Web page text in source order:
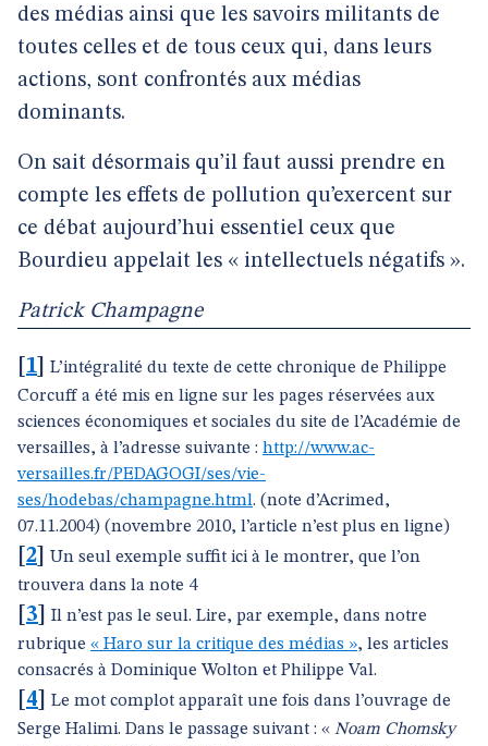
des médias ainsi que les savoirs militants de
toutes celles et de tous ceux qui, dans leurs
actions, sont confrontés aux médias
dominants.
On sait désormais qu’il faut aussi prendre en
compte les effets de pollution qu’exercent sur
ce débat aujourd’hui essentiel ceux que
Bourdieu appelait les « intellectuels négatifs ».
Patrick Champagne
1
L’intégralité du texte de cette chronique de Philippe
Corcuff a été mis en ligne sur les pages réservées aux
sciences économiques et sociales du site de l’Académie de
versailles, à l’adresse suivante : http://www.ac-
versailles.fr/PEDAGOGI/ses/vie-
ses/hodebas/champagne.html. (note d’Acrimed,
07.11.2004) (novembre 2010, l’article n’est plus en ligne)
2
Un seul exemple suffit ici à le montrer, que l’on
trouvera dans la note 4
3
Il n’est pas le seul. Lire, par exemple, dans notre
rubrique « Haro sur la critique des médias », les articles
consacrés à Dominique Wolton et Philippe Val.
4
Le mot complot apparaît une fois dans l’ouvrage de
Serge Halimi. Dans le passage suivant : « Noam Chomsky